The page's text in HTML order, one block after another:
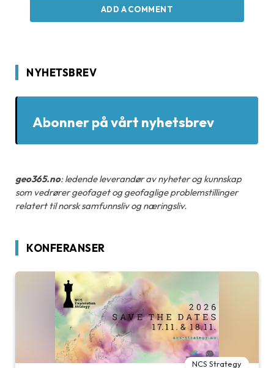
ADD A COMMENT
NYHETSBREV
Abonner på vårt nyhetsbrev
geo365.no: ledende leverandør av nyheter og kunnskap
som vedrører geofaget og geofaglige problemstillinger
relatert til norsk samfunnsliv og næringsliv.
KONFERANSER
NCS Strategy